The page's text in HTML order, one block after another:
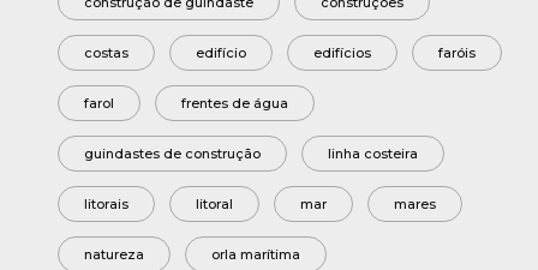
costas edifício edifícios faróis
farol frentes de água
guindastes de construção linha costeira
litorais litoral mar mares
natureza orla marítima